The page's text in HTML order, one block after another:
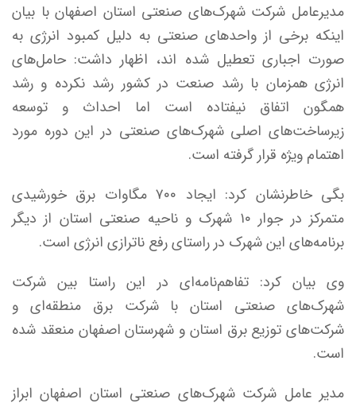
مدیرعامل شرکت شهرک‌های صنعتی استان اصفهان با بیان
اینکه برخی از واحدهای صنعتی به دلیل کمبود انرژی به
صورت اجباری تعطیل شده اند، اظهار داشت: حامل‌های
انرژی همزمان با رشد صنعت در کشور رشد نکرده و رشد
همگون اتفاق نیفتاده است اما احداث و توسعه
زیرساخت‌های اصلی شهرک‌های صنعتی در این دوره مورد
اهتمام ویژه قرار گرفته است.
بگی خاطرنشان کرد: ایجاد ۷۰۰ مگاوات برق خورشیدی
متمرکز در جوار ۱۰ شهرک و ناحیه صنعتی استان از دیگر
برنامه‌های این شهرک در راستای رفع ناترازی انرژی است.
وی بیان کرد: تفاهم‌نامه‌ای در این راستا بین شرکت
شهرک‌های صنعتی استان با شرکت برق منطقه‌ای و
شرکت‌های توزیع برق استان و شهرستان اصفهان منعقد شده
است.
مدیر عامل شرکت شهرک‌های صنعتی استان اصفهان ابراز